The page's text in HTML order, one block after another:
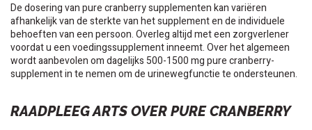
De dosering van pure cranberry supplementen kan variëren
afhankelijk van de sterkte van het supplement en de individuele
behoeften van een persoon. Overleg altijd met een zorgverlener
voordat u een voedingssupplement inneemt. Over het algemeen
wordt aanbevolen om dagelijks 500-1500 mg pure cranberry-
supplement in te nemen om de urinewegfunctie te ondersteunen.
RAADPLEEG ARTS OVER PURE CRANBERRY